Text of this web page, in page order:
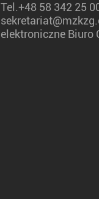
Tel.+48 58 342 25
elektroniczne Biuro